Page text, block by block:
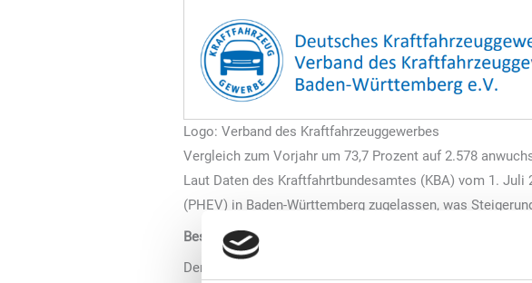
Logo: Verband des Kraftfahrzeuggewerbes
Vergleich zum Vorjahr um 73,7 Prozent auf 2.578
Laut Daten des Kraftfahrtbundesamtes (KBA) vom 1.
(PHEV) in Baden-Württemberg zugelassen, was
Beschleunigung des Netzausbaus
Der Präsident des Baden-Württembergischen